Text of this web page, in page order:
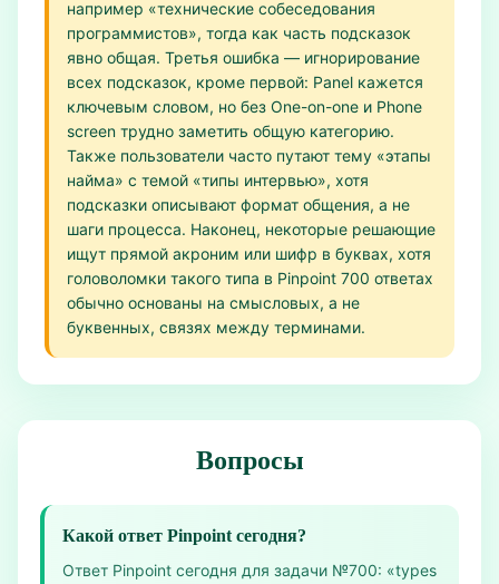
например «технические собеседования
программистов», тогда как часть подсказок
явно общая. Третья ошибка — игнорирование
всех подсказок, кроме первой: Panel кажется
ключевым словом, но без One-on-one и Phone
screen трудно заметить общую категорию.
Также пользователи часто путают тему «этапы
найма» с темой «типы интервью», хотя
подсказки описывают формат общения, а не
шаги процесса. Наконец, некоторые решающие
ищут прямой акроним или шифр в буквах, хотя
головоломки такого типа в Pinpoint 700 ответах
обычно основаны на смысловых, а не
буквенных, связях между терминами.
Вопросы
Какой ответ Pinpoint сегодня?
Ответ Pinpoint сегодня для задачи №700: «types